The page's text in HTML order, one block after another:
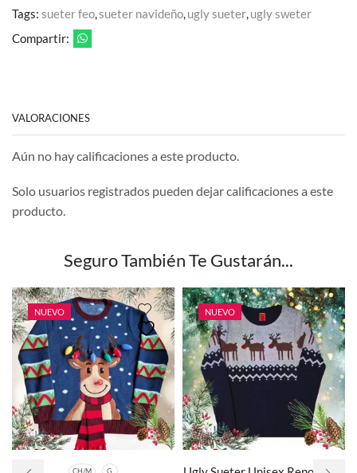
Tags: sueter feo,sueter navideño,ugly sueter,ugly sweter
Compartir:
VALORACIONES
Aún no hay calificaciones a este producto.
Solo usuarios registrados pueden dejar calificaciones a este
producto.
Seguro También Te Gustarán...
NUEVO
CH/M G
NUEVO